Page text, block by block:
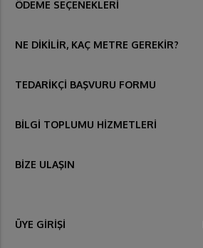
ÖDEME SEÇENEKLERİ
NE DİKİLİR, KAÇ METRE GEREKİR?
TEDARİKÇİ BAŞVURU FORMU
BİLGİ TOPLUMU HİZMETLERİ
BİZE ULAŞIN
ÜYE GİRİŞİ